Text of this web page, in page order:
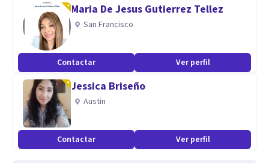
Maria De Jesus Gutierrez Tellez
San Francisco
Contactar Ver perfil
Jessica Briseño
Austin
Contactar Ver perfil